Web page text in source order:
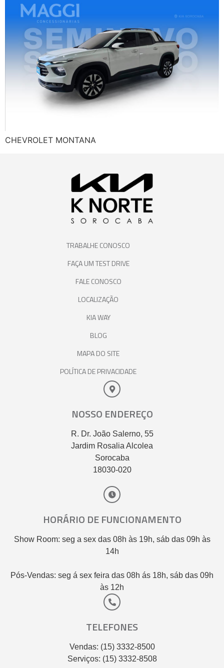
CHEVROLET MONTANA
TRABALHE CONOSCO
FAÇA UM TEST DRIVE
FALE CONOSCO
LOCALIZAÇÃO
KIA WAY
BLOG
MAPA DO SITE
POLÍTICA DE PRIVACIDADE
NOSSO ENDEREÇO
R. Dr. João Salerno, 55
Jardim Rosalia Alcolea
Sorocaba
18030-020
HORÁRIO DE FUNCIONAMENTO
Show Room: seg a sex das 08h às 19h, sáb das 09h às
14h
Pós-Vendas: seg á sex feira das 08h ás 18h, sáb das 09h
às 12h
TELEFONES
Vendas: (15) 3332-8500
Serviços: (15) 3332-8508